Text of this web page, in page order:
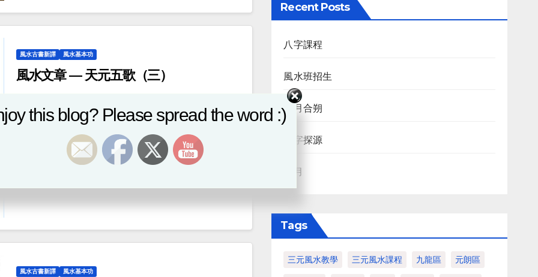
風水古書新譯 風水基本功
風水文章 — 天元五歌（三）
風水文章 — 天元五歌（三） 蔣大鴻天元五歌採用無
心道人《天元五歌闡義全集》 天元歌一 總義 原文
煉陰仙客解沖虛，凡骨猶能化百族， 吉成龍鳳眾靈
禍福， 聖賢仙佛也難逃，帝王將相莫自豪，
風水古書新譯 風水基本功
Recent Posts
八字課程
風水班招生
日月合朔
八字探源
血月
Tags
三元風水教學 三元風水課程 九龍區 元朗區
this blog? Please spread the word :)